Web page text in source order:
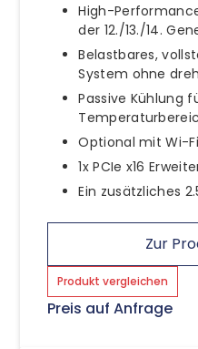
High-
der 12./13./14.
Belastbares,
System ohne
Passive Kühlung
Optional mit Wi-
1x PCIe x16
Ein zusätzliches
Zur
Produkt vergleichen
Preis auf Anfrage